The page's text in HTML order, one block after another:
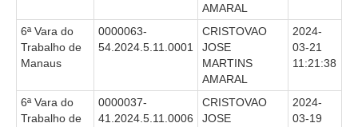
AMARAL
6ª Vara do
Trabalho de
Manaus
0000063-
54.2024.5.11.0001
CRISTOVAO
JOSE
MARTINS
AMARAL
2024-
03-21
11:21:38
6ª Vara do
Trabalho de
0000037-
41.2024.5.11.0006
CRISTOVAO
JOSE
2024-
03-19